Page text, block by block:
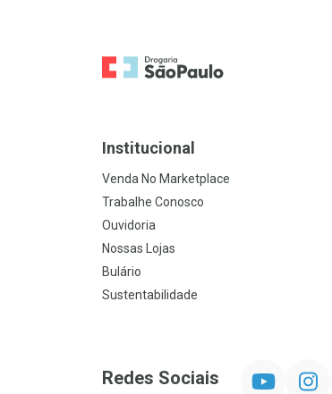
Ir para a Home
Institucional
Venda No Marketplace
Trabalhe Conosco
Ouvidoria
Nossas Lojas
Bulário
Sustentabilidade
Redes Sociais